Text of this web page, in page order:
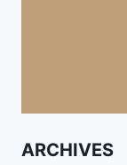
ARCHIVES